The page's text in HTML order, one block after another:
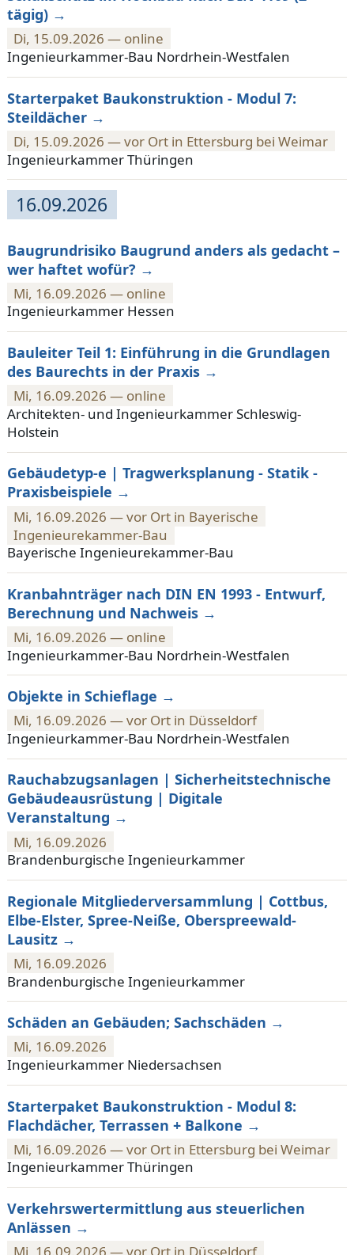
tägig)
Di, 15.09.2026 — online
Ingenieurkammer-Bau Nordrhein-Westfalen
Starterpaket Baukonstruktion - Modul 7:
Steildächer
Di, 15.09.2026 — vor Ort in Ettersburg bei Weimar
Ingenieurkammer Thüringen
16.09.2026
Baugrundrisiko Baugrund anders als gedacht –
wer haftet wofür?
Mi, 16.09.2026 — online
Ingenieurkammer Hessen
Bauleiter Teil 1: Einführung in die Grundlagen
des Baurechts in der Praxis
Mi, 16.09.2026 — online
Architekten- und Ingenieurkammer Schleswig-
Holstein
Gebäudetyp-e | Tragwerksplanung - Statik -
Praxisbeispiele
Mi, 16.09.2026 — vor Ort in Bayerische
Ingenieurekammer-Bau
Bayerische Ingenieurekammer-Bau
Kranbahnträger nach DIN EN 1993 - Entwurf,
Berechnung und Nachweis
Mi, 16.09.2026 — online
Ingenieurkammer-Bau Nordrhein-Westfalen
Objekte in Schieflage
Mi, 16.09.2026 — vor Ort in Düsseldorf
Ingenieurkammer-Bau Nordrhein-Westfalen
Rauchabzugsanlagen | Sicherheitstechnische
Gebäudeausrüstung | Digitale
Veranstaltung
Mi, 16.09.2026
Brandenburgische Ingenieurkammer
Regionale Mitgliederversammlung | Cottbus,
Elbe-Elster, Spree-Neiße, Oberspreewald-
Lausitz
Mi, 16.09.2026
Brandenburgische Ingenieurkammer
Schäden an Gebäuden; Sachschäden
Mi, 16.09.2026
Ingenieurkammer Niedersachsen
Starterpaket Baukonstruktion - Modul 8:
Flachdächer, Terrassen + Balkone
Mi, 16.09.2026 — vor Ort in Ettersburg bei Weimar
Ingenieurkammer Thüringen
Verkehrswertermittlung aus steuerlichen
Anlässen
Mi, 16.09.2026 — vor Ort in Düsseldorf